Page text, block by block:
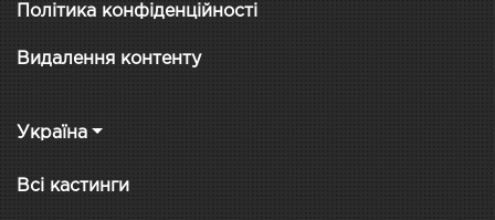
Політика конфіденційності
Видалення контенту
Україна
Всі кастинги